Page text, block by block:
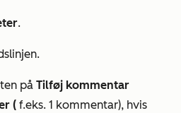
.
på Tilføj kommentar
( f.eks. 1 kommentar), hvis